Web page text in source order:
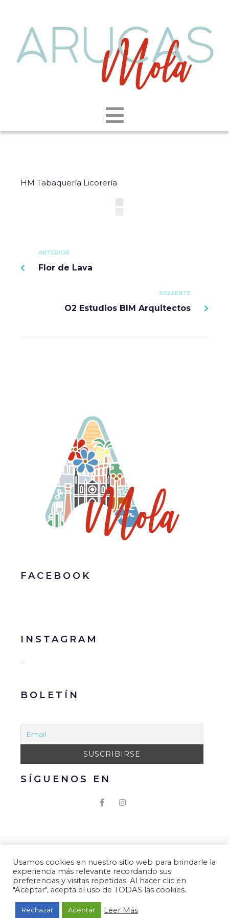
HM Tabaquería Licorería
ANTERIOR
Flor de Lava
SIGUIENTE
O2 Estudios BIM Arquitectos
FACEBOOK
INSTAGRAM
…
BOLETÍN
SÍGUENOS EN
© 2021 Gacmark – Arucas Mola. Todos los derechos
reservados.
Aviso Legal|Política de Privacidad|Política de
Cookies.
Desarrollado por
Usamos cookies en nuestro sitio web para brindarle la
experiencia más relevante recordando sus
preferencias y visitas repetidas. Al hacer clic en
"Aceptar", acepta el uso de TODAS las cookies.
Rechazar Aceptar Leer Más